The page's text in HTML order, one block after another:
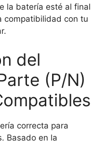
la batería esté al final
compatibilidad con tu
del
(P/N)
correcta para
Basado en la